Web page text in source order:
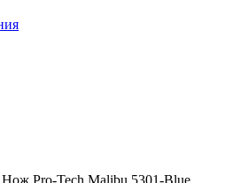
Нож Pro-Tech Malibu 5301-Blue